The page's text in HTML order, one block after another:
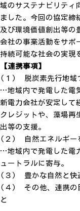
域のサステナビリティ
ました。今回の協定締
及び環境価値創出等の
会社の事業活動をサポ
持続可能な社会の実現
【連携事項】
(１) 脱炭素先行地域
…地域内で発電した電
新電力会社が安定して
クレジットや、藻場再
出等の支援。
(２) 自然エネルギー
…地域内で発電した電
ュートラルに寄与。
(３) 豊かな自然と快
(４) その他、連携の
と